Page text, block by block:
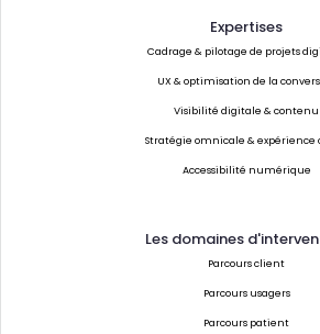
Expertises
Cadrage & pilotage de projets
UX & optimisation de la
Visibilité digitale & contenu
Stratégie omnicale & expérience
Accessibilité numérique
Les domaines
Parcours client
Parcours usagers
Parcours patient